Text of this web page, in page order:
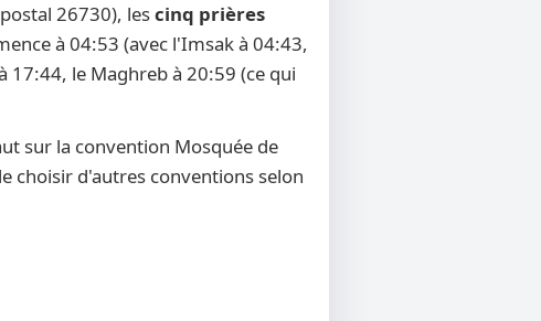
26730), lescinq prières
à 04:53 (avec l'Imsak à 04:43,
17:44, le Maghreb à 20:59 (ce qui
sur la convention Mosquée de
choisir d'autres conventions selon